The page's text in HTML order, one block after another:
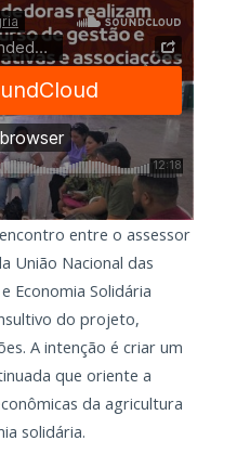
entre o assessor
União Nacional das
Economia Solidária
do projeto,
A intenção é criar um
que oriente a
da agricultura
solidária.